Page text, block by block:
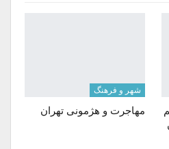
شهر و فرهنگ
مهاجرت‌ و هژمونی تهران